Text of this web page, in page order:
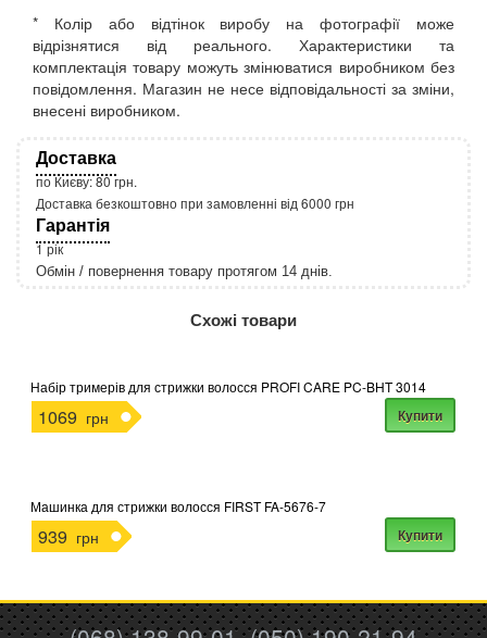
* Колір або відтінок виробу на фотографії може
відрізнятися від реального. Характеристики та
комплектація товару можуть змінюватися виробником без
повідомлення. Магазин не несе відповідальності за зміни,
внесені виробником.
Доставка
по Києву: 80 грн.
Доставка безкоштовно при замовленні від 6000 грн
Гарантія
1 рік
Обмін / повернення товару протягом 14 днів.
Схожі товари
Набір тримерів для стрижки волосся PROFI CARE PC-BHT 3014
1069 грн Купити
Машинка для стрижки волосся FIRST FA-5676-7
939 грн Купити